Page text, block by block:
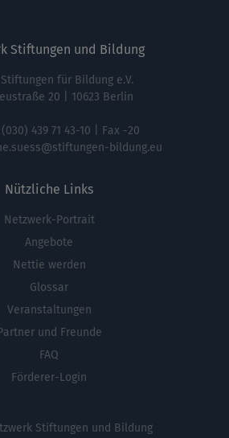
Stiftungen und Bildung
für Bildung e.V.
20 | 10623 Berlin
(030) 439 71 43-10 | Fax -20
bildung.eu
Nützliche Links
Netzwerk-Portrait
Angebote
Nettie werden
Glossar
Veranstaltungen
und Freunde
FAQ
Förderer-Login
Stiftungen und Bildung